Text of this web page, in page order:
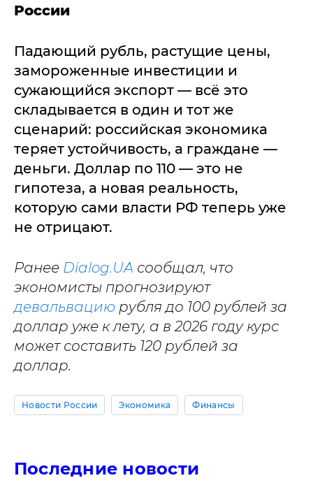
России
Падающий рубль, растущие цены,
замороженные инвестиции и
сужающийся экспорт — всё это
складывается в один и тот же
сценарий: российская экономика
теряет устойчивость, а граждане —
деньги. Доллар по 110 — это не
гипотеза, а новая реальность,
которую сами власти РФ теперь уже
не отрицают.
Ранее Dialog.UA сообщал, что
экономисты прогнозируют
девальвацию рубля до 100 рублей за
доллар уже к лету, а в 2026 году курс
может составить 120 рублей за
доллар.
Новости России Экономика Финансы
Последние новости